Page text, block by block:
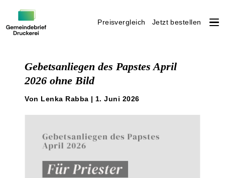
Preisvergleich Jetzt bestellen
Gebetsanliegen des Papstes April
2026 ohne Bild
Von Lenka Rabba | 1. Juni 2026